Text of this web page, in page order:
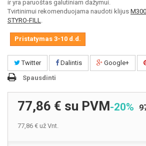
ir yra paruoštas galutiniam dažymui.
Tvirtinimui rekomenduojama naudoti klijus M300
STYRO-FILL.
Pristatymas 3-10 d.d.
Twitter Dalintis Google+
Spausdinti
77,86 € su PVM-20%
77,86 € už Vnt.